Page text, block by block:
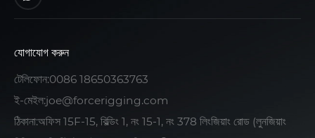
যোগাযোগ করুন
টেলিফোন:0086 18650363763
ই-মেইল:joe@forcerigging.com
ঠিকানা:অফিস 15F-15, বিল্ডিং 1, নং 15-1, নং 378 লিংজিয়াং রোড (লুনজিয়াং